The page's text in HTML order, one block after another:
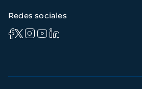
Redes sociales